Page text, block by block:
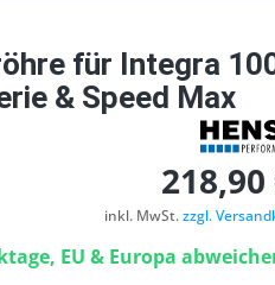
für Integra
& Speed Max
inkl. MwSt.zzgl.
EU & Europa